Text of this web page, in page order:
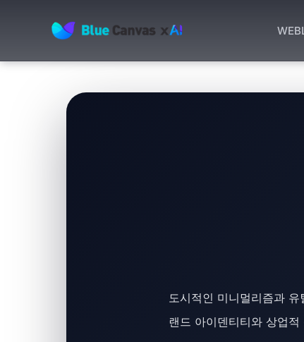
BLUECANVAS
WEB
도시적인 미니멀리즘과
랜드 아이덴티티와 상업